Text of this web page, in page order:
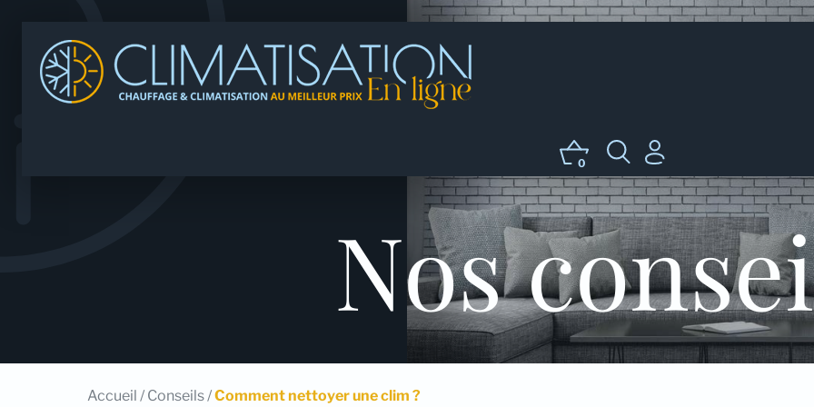
0
Nos
Accueil / Conseils/Comment nettoyer une clim ?